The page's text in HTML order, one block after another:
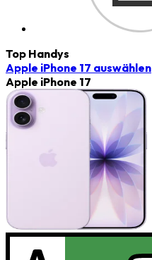
Top Handys
Apple iPhone 17 auswählen
Apple iPhone 17